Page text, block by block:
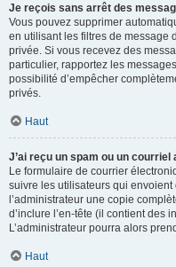
Je reçois sans arrêt des
Vous pouvez supprimer
en utilisant les filtres de message
privée. Si vous recevez des
particulier, rapportez les
possibilité d’empêcher
privés.
Haut
J’ai reçu un spam ou un courriel
Le formulaire de courrier
suivre les utilisateurs qui
l’administrateur une copie
d’inclure l’en-tête (il contient des
L’administrateur pourra alors
Haut